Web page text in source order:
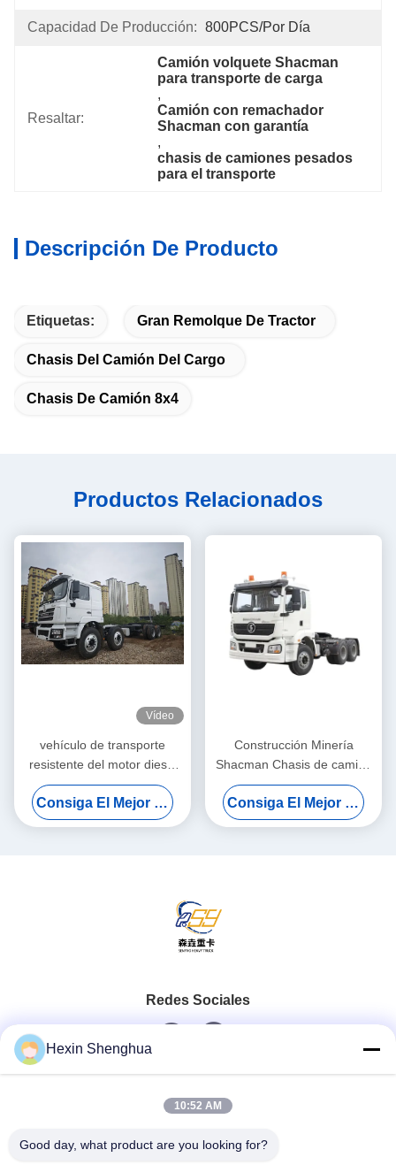
Capacidad De Producción: 800PCS/por Día
Resaltar:
Camión volquete Shacman
para transporte de carga
,
Camión con remachador
Shacman con garantía
,
chasis de camiones pesados
para el transporte
Descripción De Producto
Etiquetas: Gran Remolque De Tractor
Chasis Del Camión Del Cargo
Chasis De Camión 8x4
Productos Relacionados
Vídeo
vehículo de transporte
resistente del motor diesel
de la plataforma 430HP del
chasis del camión del cargo
de 8x4 Shacman F3000
Consiga El Mejor Precio
Construcción Minería
Shacman Chasis de camión
Tractor grande Remolque
Plataforma de transporte de
carga Equipo de carga
Consiga El Mejor Precio
Redes Sociales
Contacto Rápido
Hexin Shenghua
10:52 AM
Good day, what product are you looking for?